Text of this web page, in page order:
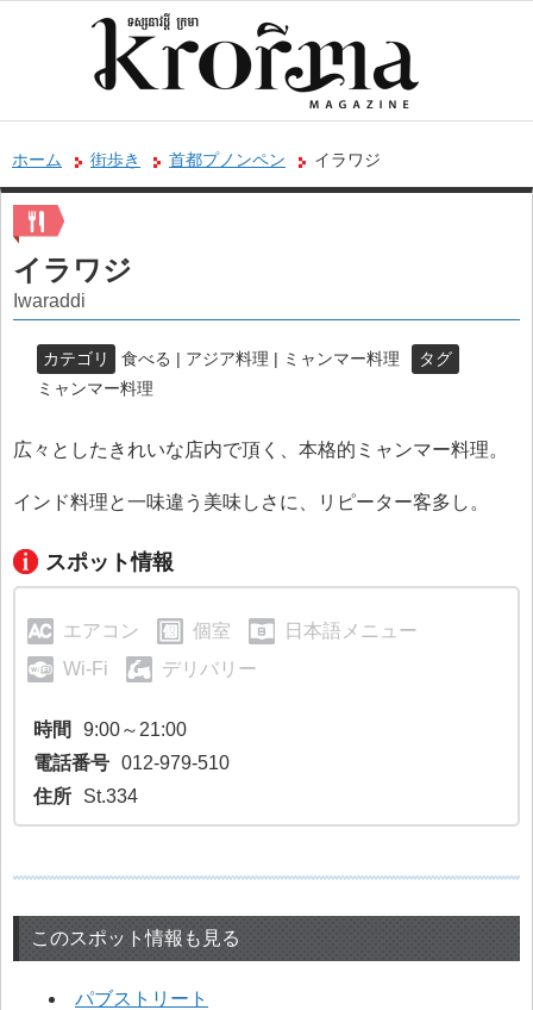
ホーム 街歩き 首都プノンペン イラワジ
イラワジ
Iwaraddi
カテゴリ 食べる | アジア料理 | ミャンマー料理
タグ
ミャンマー料理
広々としたきれいな店内で頂く、本格的ミャンマー料理。
インド料理と一味違う美味しさに、リピーター客多し。
スポット情報
エアコン 個室
日本語メニュー
Wi-Fi
デリバリー
時間
9:00～21:00
電話番号 012-979-510
住所
St.334
このスポット情報も見る
パブストリート